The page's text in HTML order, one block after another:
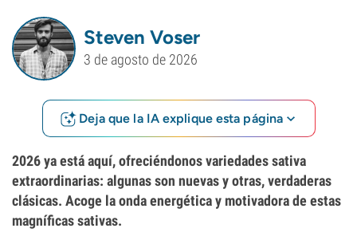
Steven Voser
3 de agosto de 2026
Deja que la IA explique esta página
2026 ya está aquí, ofreciéndonos variedades sativa
extraordinarias: algunas son nuevas y otras, verdaderas
clásicas. Acoge la onda energética y motivadora de estas
magníficas sativas.